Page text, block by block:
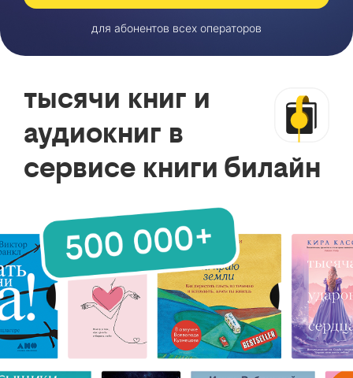
для абонентов всех операторов
тысячи книг и
аудиокниг в
сервисе книги билайн